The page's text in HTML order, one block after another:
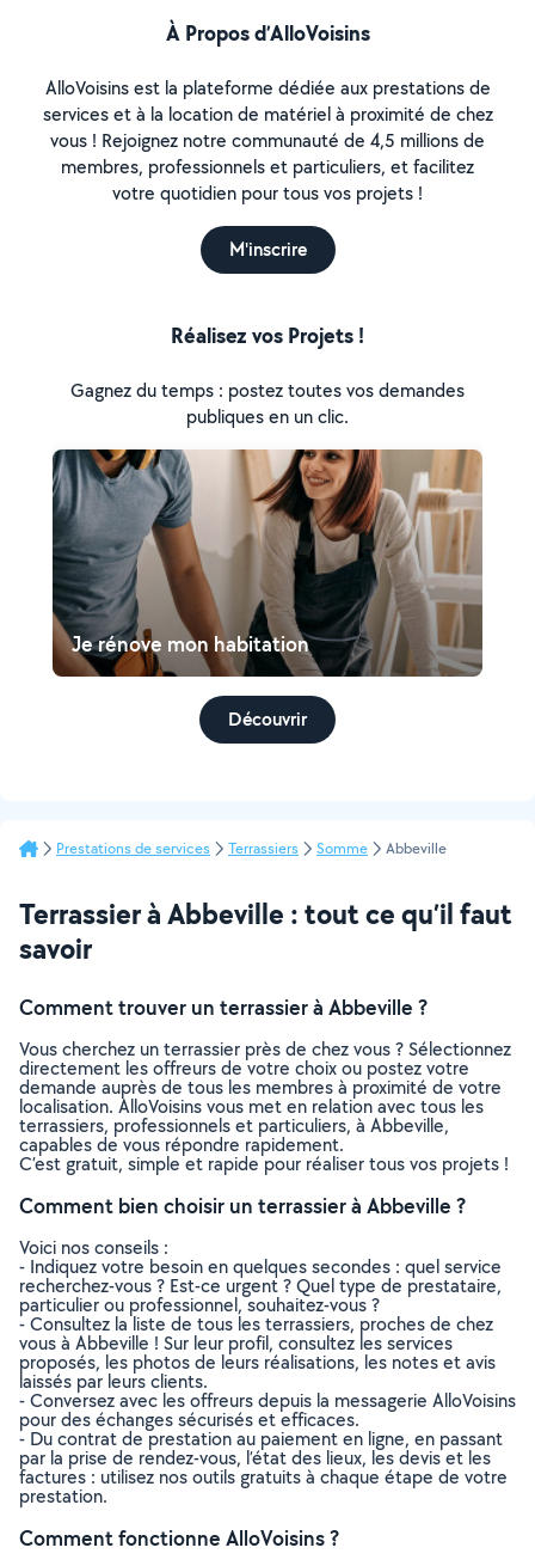
À Propos d’AlloVoisins
AlloVoisins est la plateforme dédiée aux prestations de
services et à la location de matériel à proximité de chez
vous ! Rejoignez notre communauté de 4,5 millions de
membres, professionnels et particuliers, et facilitez
votre quotidien pour tous vos projets !
M'inscrire
Réalisez vos Projets !
Gagnez du temps : postez toutes vos demandes
publiques en un clic.
Je rénove mon habitation
Découvrir
Prestations de services Terrassiers Somme Abbeville
Terrassier à Abbeville : tout ce qu’il faut
savoir
Comment trouver un terrassier à Abbeville ?
Vous cherchez un terrassier près de chez vous ? Sélectionnez
directement les offreurs de votre choix ou postez votre
demande auprès de tous les membres à proximité de votre
localisation. AlloVoisins vous met en relation avec tous les
terrassiers, professionnels et particuliers, à Abbeville,
capables de vous répondre rapidement.
C’est gratuit, simple et rapide pour réaliser tous vos projets !
Comment bien choisir un terrassier à Abbeville ?
Voici nos conseils :
- Indiquez votre besoin en quelques secondes : quel service
recherchez-vous ? Est-ce urgent ? Quel type de prestataire,
particulier ou professionnel, souhaitez-vous ?
- Consultez la liste de tous les terrassiers, proches de chez
vous à Abbeville ! Sur leur profil, consultez les services
proposés, les photos de leurs réalisations, les notes et avis
laissés par leurs clients.
- Conversez avec les offreurs depuis la messagerie AlloVoisins
pour des échanges sécurisés et efficaces.
- Du contrat de prestation au paiement en ligne, en passant
par la prise de rendez-vous, l’état des lieux, les devis et les
factures : utilisez nos outils gratuits à chaque étape de votre
prestation.
Comment fonctionne AlloVoisins ?